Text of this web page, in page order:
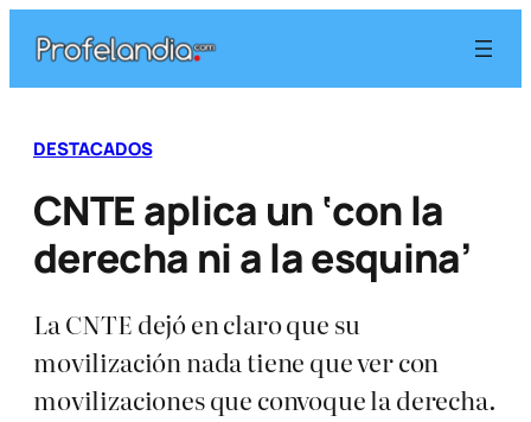
contenido
DESTACADOS
CNTE aplica un ‘con la
derecha ni a la esquina’
La CNTE dejó en claro que su
movilización nada tiene que ver con
movilizaciones que convoque la derecha.